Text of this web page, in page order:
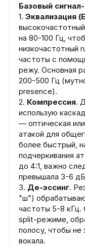
Базовый
1. Эквализация
на 80-100 Гц,
низкочастотный
частоты с
режу. Основная
200-500 Гц
presence).
2. Компрессия.
использую
— оптическая
атакой для
более быстрый,
подчеркивания
до 4:1, важно
превышала 3-6 дБ
3. Де-эссинг.
"ш")
частоты 5-8 кГц.
split-режиме,
полосу, чтобы не
вокала.